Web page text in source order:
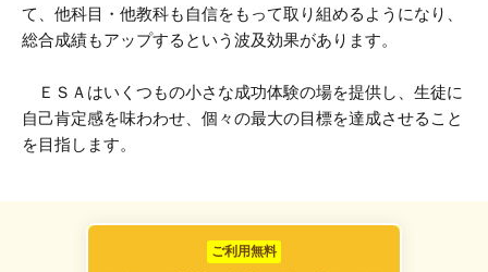
て、他科目・他教科も自信をもって取り組めるようになり、
総合成績もアップするという波及効果があります。
ＥＳＡはいくつもの小さな成功体験の場を提供し、生徒に
自己肯定感を味わわせ、個々の最大の目標を達成させること
を目指します。
ご利用無料